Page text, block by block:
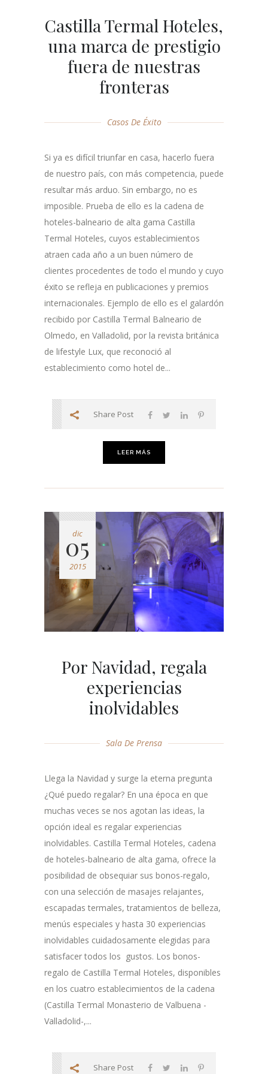
Castilla Termal Hoteles,
una marca de prestigio
fuera de nuestras
fronteras
Casos De Éxito
Si ya es difícil triunfar en casa, hacerlo fuera
de nuestro país, con más competencia, puede
resultar más arduo. Sin embargo, no es
imposible. Prueba de ello es la cadena de
hoteles-balneario de alta gama Castilla
Termal Hoteles, cuyos establecimientos
atraen cada año a un buen número de
clientes procedentes de todo el mundo y cuyo
éxito se refleja en publicaciones y premios
internacionales. Ejemplo de ello es el galardón
recibido por Castilla Termal Balneario de
Olmedo, en Valladolid, por la revista británica
de lifestyle Lux, que reconoció al
establecimiento como hotel de...
Share Post
LEER MÁS
dic
05
2015
Por Navidad, regala
experiencias
inolvidables
Sala De Prensa
Llega la Navidad y surge la eterna pregunta
¿Qué puedo regalar? En una época en que
muchas veces se nos agotan las ideas, la
opción ideal es regalar experiencias
inolvidables. Castilla Termal Hoteles, cadena
de hoteles-balneario de alta gama, ofrece la
posibilidad de obsequiar sus bonos-regalo,
con una selección de masajes relajantes,
escapadas termales, tratamientos de belleza,
menús especiales y hasta 30 experiencias
inolvidables cuidadosamente elegidas para
satisfacer todos los gustos. Los bonos-
regalo de Castilla Termal Hoteles, disponibles
en los cuatro establecimientos de la cadena
(Castilla Termal Monasterio de Valbuena -
Valladolid-,...
Share Post